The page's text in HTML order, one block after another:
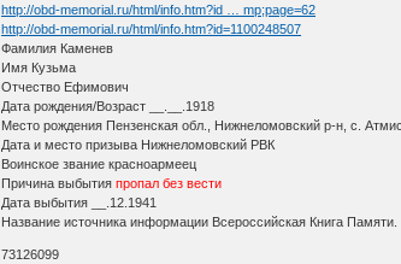
http://obd-memorial.ru/html/info.htm?id … mp;page=62
http://obd-memorial.ru/html/info.htm?id=1100248507
Фамилия Каменев
Имя Кузьма
Отчество Ефимович
Дата рождения/Возраст __.__.1918
Место рождения Пензенская обл., Нижнеломовский р-н, с. Атмис
Дата и место призыва Нижнеломовский РВК
Воинское звание красноармеец
Причина выбытияпропал без вести
Дата выбытия __.12.1941
Название источника информации Всероссийская Книга
73126099